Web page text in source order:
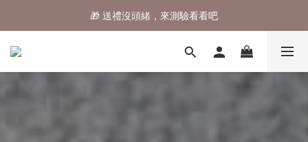
⌛行李箱結帳 72折 至8/9止
⌛行李箱結帳 72折 至8/9止
加入會員享$80專屬優惠券
🎁 送禮沒頭緒，來測驗看看吧